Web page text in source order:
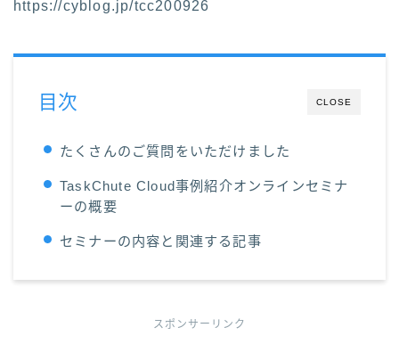
https://cyblog.jp/tcc200926
CLOSE
目次
たくさんのご質問をいただけました
TaskChute Cloud事例紹介オンラインセミナ
ーの概要
セミナーの内容と関連する記事
スポンサーリンク